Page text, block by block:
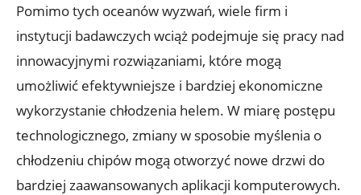
Pomimo tych oceanów wyzwań, wiele​ firm i
instytucji badawczych wciąż⁤ podejmuje się pracy nad
innowacyjnymi rozwiązaniami, które mogą
umożliwić efektywniejsze i bardziej ‍ekonomiczne
wykorzystanie chłodzenia helem. W miarę postępu
technologicznego, zmiany w sposobie myślenia o
chłodzeniu chipów mogą otworzyć nowe drzwi do
bardziej zaawansowanych aplikacji⁢ komputerowych.